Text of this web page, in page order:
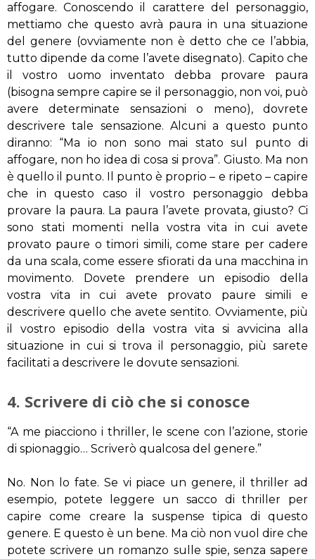
affogare. Conoscendo il carattere del personaggio,
mettiamo che questo avrà paura in una situazione
del genere (ovviamente non è detto che ce l’abbia,
tutto dipende da come l’avete disegnato). Capito che
il vostro uomo inventato debba provare paura
(bisogna sempre capire se il personaggio, non voi, può
avere determinate sensazioni o meno), dovrete
descrivere tale sensazione. Alcuni a questo punto
diranno: “Ma io non sono mai stato sul punto di
affogare, non ho idea di cosa si prova”. Giusto. Ma non
è quello il punto. Il punto è proprio – e ripeto – capire
che in questo caso il vostro personaggio debba
provare la paura. La paura l’avete provata, giusto? Ci
sono stati momenti nella vostra vita in cui avete
provato paure o timori simili, come stare per cadere
da una scala, come essere sfiorati da una macchina in
movimento. Dovete prendere un episodio della
vostra vita in cui avete provato paure simili e
descrivere quello che avete sentito. Ovviamente, più
il vostro episodio della vostra vita si avvicina alla
situazione in cui si trova il personaggio, più sarete
facilitati a descrivere le dovute sensazioni.
4. Scrivere di ciò che si conosce
“A me piacciono i thriller, le scene con l’azione, storie
di spionaggio… Scriverò qualcosa del genere.”
No. Non lo fate. Se vi piace un genere, il thriller ad
esempio, potete leggere un sacco di thriller per
capire come creare la suspense tipica di questo
genere. E questo è un bene. Ma ciò non vuol dire che
potete scrivere un romanzo sulle spie, senza sapere